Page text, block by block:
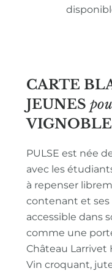
CARTE
JEUNES
VIGNOBLE
PULSE est née
avec les
à repenser
contenant et ses
accessible dans
comme une
Château Larrivet
Vin croquant,